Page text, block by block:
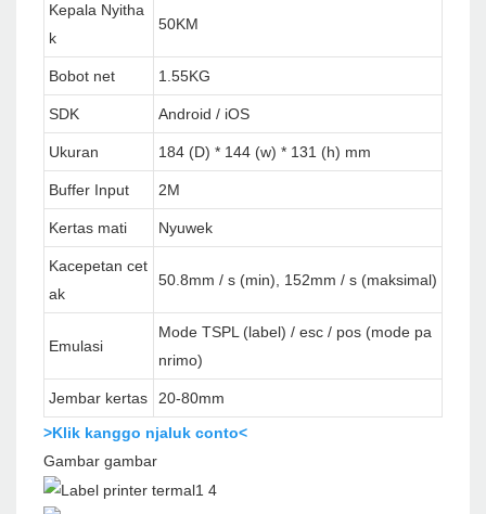
Kepala Nyitha
k
50KM
Bobot net 1.55KG
SDK Android / iOS
Ukuran 184 (D) * 144 (w) * 131 (h) mm
Buffer Input 2M
Kertas mati Nyuwek
Kacepetan cet
ak
50.8mm / s (min), 152mm / s (maksimal)
Emulasi
Mode TSPL (label) / esc / pos (mode pa
nrimo)
Jembar kertas
20-80mm
>Klik kanggo njaluk conto<
Gambar gambar